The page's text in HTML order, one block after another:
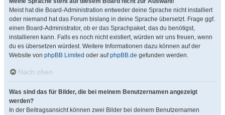
Meist hat die Board-Administration entweder deine Sprache nicht installiert
oder niemand hat das Forum bislang in deine Sprache übersetzt. Frage ggf.
einen Board-Administrator, ob er das Sprachpaket, das du benötigst,
installieren kann. Falls es noch nicht existiert, würden wir uns freuen, wenn
du es übersetzen würdest. Weitere Informationen dazu können auf der
Website von phpBB Limited oder aufphpBB.de gefunden werden.
Nach oben
Was sind das für Bilder, die bei meinem Benutzernamen angezeigt
werden?
In der Beitragsansicht können zwei Bilder bei deinem Benutzernamen